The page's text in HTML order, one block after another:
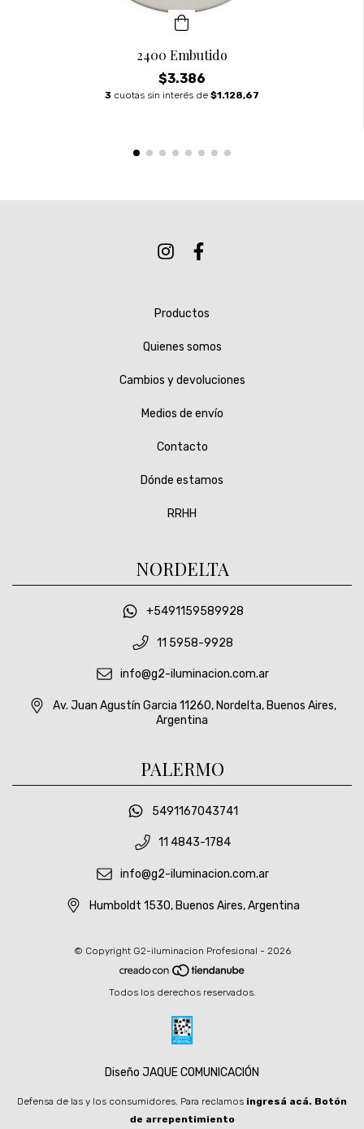
2400 Embutido
$3.386
3 cuotas sin interés de $1.128,67
Productos
Quienes somos
Cambios y devoluciones
Medios de envío
Contacto
Dónde estamos
RRHH
NORDELTA
+5491159589928
11 5958-9928
info@g2-iluminacion.com.ar
Av. Juan Agustín Garcia 11260, Nordelta, Buenos Aires,
Argentina
PALERMO
5491167043741
11 4843-1784
info@g2-iluminacion.com.ar
Humboldt 1530, Buenos Aires, Argentina
© Copyright G2-iluminacion Profesional - 2026
Todos los derechos reservados.
Diseño JAQUE COMUNICACIÓN
Defensa de las y los consumidores. Para reclamos ingresá acá. Botón
de arrepentimiento